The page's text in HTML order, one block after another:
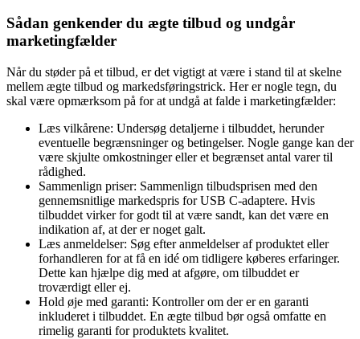
Sådan genkender du ægte tilbud og undgår
marketingfælder
Når du støder på et tilbud, er det vigtigt at være i stand til at skelne
mellem ægte tilbud og markedsføringstrick. Her er nogle tegn, du
skal være opmærksom på for at undgå at falde i marketingfælder:
Læs vilkårene: Undersøg detaljerne i tilbuddet, herunder
eventuelle begrænsninger og betingelser. Nogle gange kan der
være skjulte omkostninger eller et begrænset antal varer til
rådighed.
Sammenlign priser: Sammenlign tilbudsprisen med den
gennemsnitlige markedspris for USB C-adaptere. Hvis
tilbuddet virker for godt til at være sandt, kan det være en
indikation af, at der er noget galt.
Læs anmeldelser: Søg efter anmeldelser af produktet eller
forhandleren for at få en idé om tidligere køberes erfaringer.
Dette kan hjælpe dig med at afgøre, om tilbuddet er
troværdigt eller ej.
Hold øje med garanti: Kontroller om der er en garanti
inkluderet i tilbuddet. En ægte tilbud bør også omfatte en
rimelig garanti for produktets kvalitet.